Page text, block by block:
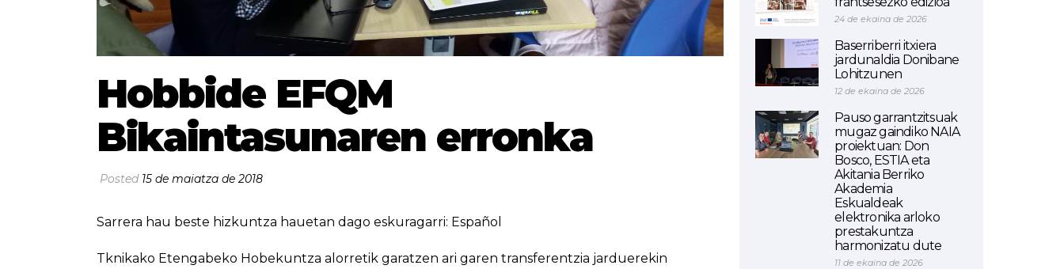
Hobbide EFQM
Bikaintasunaren erronka
Posted 15 de maiatza de 2018
Sarrera hau beste hizkuntza hauetan dago eskuragarri: Español
Tknikako Etengabeko Hobekuntza alorretik garatzen ari garen transferentzia jarduerekin
24 de ekaina de 2026
Baserriberri itxiera
jardunaldia Donibane
Lohitzunen
12 de ekaina de 2026
Pauso garrantzitsuak
mugaz gaindiko NAIA
proiektuan: Don
Bosco, ESTIA eta
Akitania Berriko
Akademia
Eskualdeak
elektronika arloko
prestakuntza
harmonizatu dute
11 de ekaina de 2026